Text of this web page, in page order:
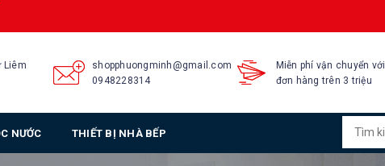
Liêm
shopphuongminh@gmail.com
0948228314
Miễn phí vận chuyển với
đơn hàng trên 3 triệu
NƯỚC THIẾT BỊ NHÀ BẾP